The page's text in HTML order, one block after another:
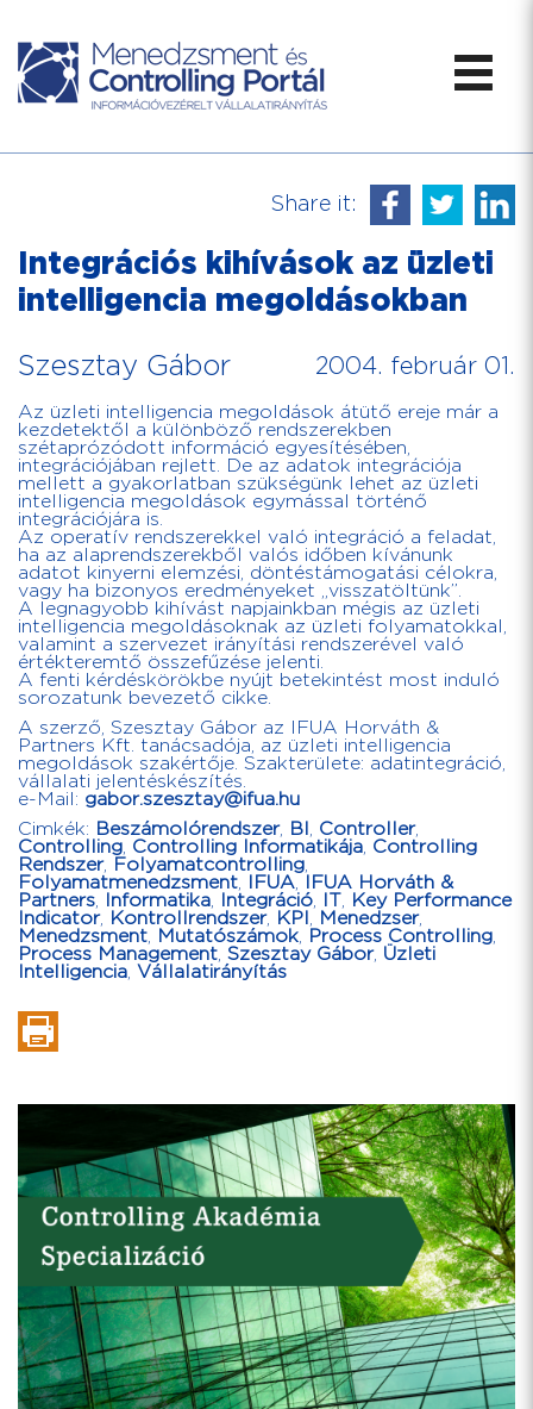
Share it:
Integrációs kihívások az üzleti
intelligencia megoldásokban
Szesztay Gábor 2004. február 01.
Az üzleti intelligencia megoldások átütő ereje már a
kezdetektől a különböző rendszerekben
szétaprózódott információ egyesítésében,
integrációjában rejlett. De az adatok integrációja
mellett a gyakorlatban szükségünk lehet az üzleti
intelligencia megoldások egymással történő
integrációjára is.
Az operatív rendszerekkel való integráció a feladat,
ha az alaprendszerekből valós időben kívánunk
adatot kinyerni elemzési, döntéstámogatási célokra,
vagy ha bizonyos eredményeket „visszatöltünk”.
A legnagyobb kihívást napjainkban mégis az üzleti
intelligencia megoldásoknak az üzleti folyamatokkal,
valamint a szervezet irányítási rendszerével való
értékteremtő összefűzése jelenti.
A fenti kérdéskörökbe nyújt betekintést most induló
sorozatunk bevezető cikke.
A szerző, Szesztay Gábor az IFUA Horváth &
Partners Kft. tanácsadója, az üzleti intelligencia
megoldások szakértője. Szakterülete: adatintegráció,
vállalati jelentéskészítés.
e-Mail: gabor.szesztay@ifua.hu
Cimkék: Beszámolórendszer, BI , Controller,
Controlling, Controlling Informatikája, Controlling
Rendszer, Folyamatcontrolling,
Folyamatmenedzsment, IFUA,
IFUA Horváth &
Partners, Informatika, Integráció, , Key Performance
Indicator, Kontrollrendszer, KPI , Menedzser,
Menedzsment, Mutatószámok, Process Controlling,
Process Management, Szesztay Gábor, Üzleti
Intelligencia, Vállalatirányítás